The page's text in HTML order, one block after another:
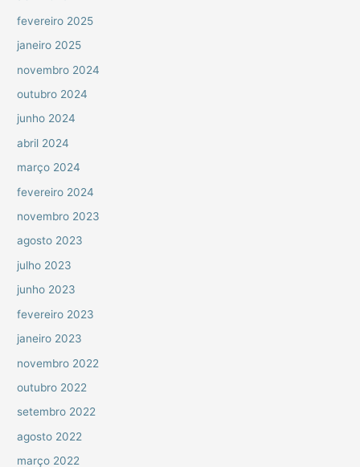
fevereiro 2025
janeiro 2025
novembro 2024
outubro 2024
junho 2024
abril 2024
março 2024
fevereiro 2024
novembro 2023
agosto 2023
julho 2023
junho 2023
fevereiro 2023
janeiro 2023
novembro 2022
outubro 2022
setembro 2022
agosto 2022
março 2022